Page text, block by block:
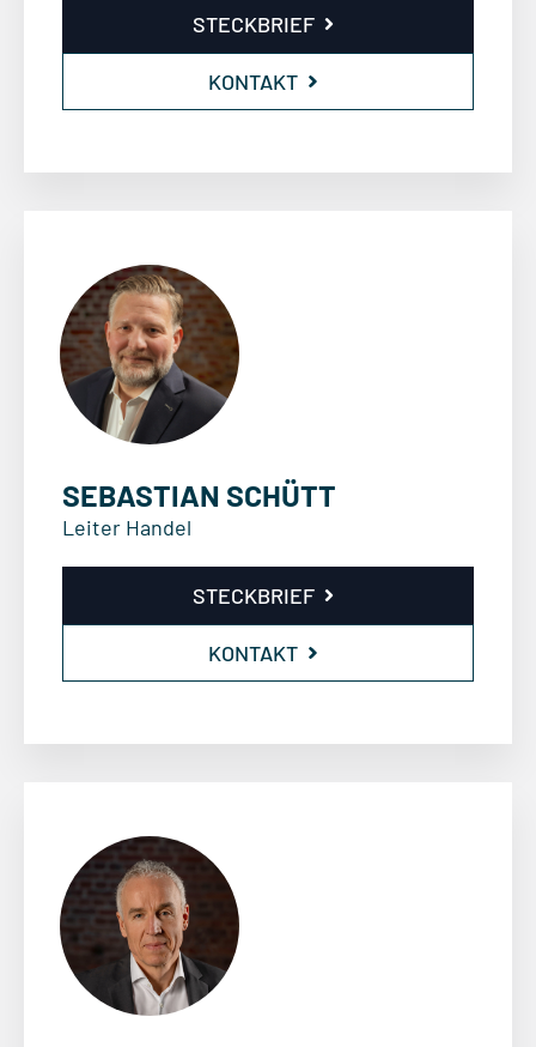
STECKBRIEF
KONTAKT
SEBASTIAN SCHÜTT
Leiter Handel
STECKBRIEF
KONTAKT